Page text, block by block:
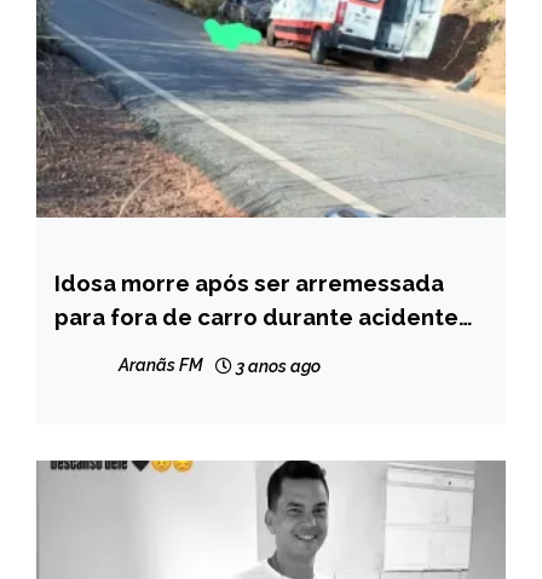
CAPELINHA
MINAS
Idosa morre após ser arremessada
para fora de carro durante acidente
Aranãs FM 3 anos ago